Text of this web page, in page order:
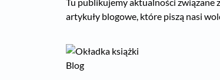
artykuły blogowe, które piszą nasi
Blog